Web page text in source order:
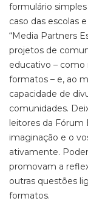
formulário
caso das escolas
“Media Partners
projetos de
educativo – como
formatos – e, ao
capacidade de
comunidades.
leitores da Fórum
imaginação e o
ativamente.
promovam a
outras questões
formatos.